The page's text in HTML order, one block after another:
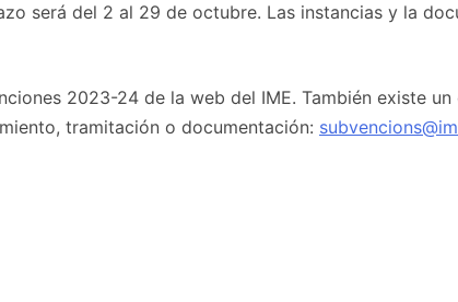
será del 2 al 29 de octubre. Las instancias y la
2023-24 de la web del IME. También existe
tramitación o documentación: